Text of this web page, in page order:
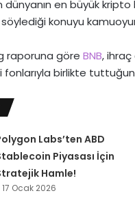
dünyanın en büyük kripto
konuyu
raporuna göre BNB, ihraç
birlikte
Labs’ten ABD
Piyasası İçin
Hamle!
17 Ocak 2026